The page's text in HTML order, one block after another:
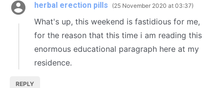
herbal erection pills 25 November 2020 at 03:37
What's up, this weekend is fastidious for me,
for the reason that this time i am reading this
enormous educational paragraph here at my
residence.
REPLY